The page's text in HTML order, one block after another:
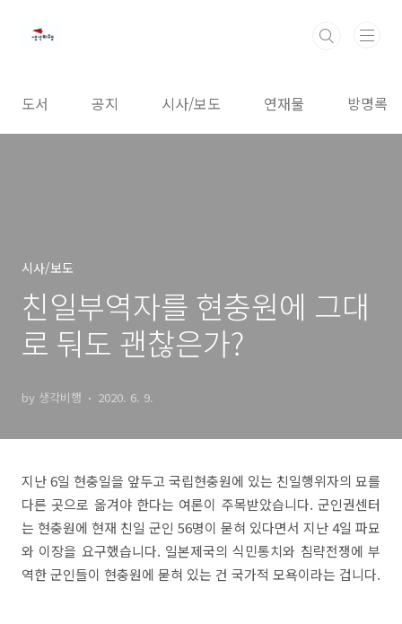
도서 공지 시사/보도 연재물 방명록
시사/보도
친일부역자를 현충원에 그대
로 둬도 괜찮은가?
by 생각비행 2020. 6. 9.
지난 6일 현충일을 앞두고 국립현충원에 있는 친일행위자의 묘를
다른 곳으로 옮겨야 한다는 여론이 주목받았습니다. 군인권센터
는 현충원에 현재 친일 군인 56명이 묻혀 있다면서 지난 4일 파묘
와 이장을 요구했습니다. 일본제국의 식민통치와 침략전쟁에 부
역한 군인들이 현충원에 묻혀 있는 건 국가적 모욕이라는 겁니다.